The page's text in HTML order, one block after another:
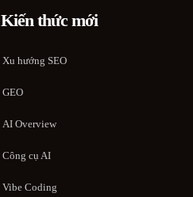
Kiến thức mới
Xu hướng SEO
GEO
AI Overview
Công cụ AI
Vibe Coding